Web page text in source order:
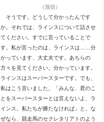
（混信）
そうです。どうして分かったんです
か。それでは、ラインスについて話させ
てください。すでに言っていることで
す。私が言ったのは、ラインスは……分
かっています、大丈夫です。あちらの
方々を見てください。分かっています。
ラインスはスーパースターです。でも、
私はこう言いました。「みんな、君のこ
とをスーパースターとは言えないよ、ラ
インス。私たちが勝たなければ」と。な
ぜなら、競走馬のセクレタリアトのよう